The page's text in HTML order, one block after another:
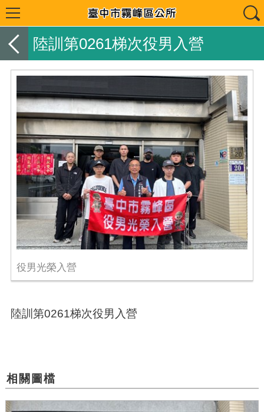
陸訓第0261梯次役男入營
役男光榮入營
陸訓第0261梯次役男入營
相關圖檔